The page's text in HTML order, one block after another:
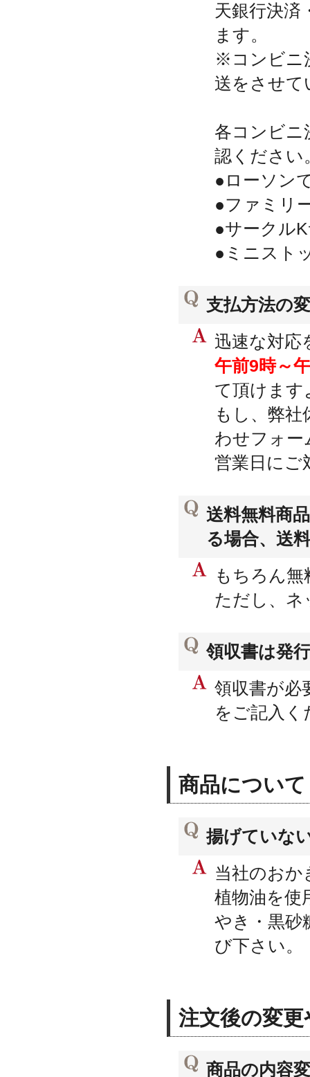
天銀行決済
ます。
※コンビニ
送をさせて
各コンビニ
認ください
●ローソン
●ファミリ
●サークル
● ミニスト
支払方法の
迅速な対応
午前9時～
て頂けます
もし、弊
わせフォー
営業日にご
送料無料商
る場合、送
もちろん
ただし、ネ
領収書は発
領収書が必
をご記入く
商品について
揚げていな
当社のおか
植物油を使
やき・黒砂
び下さい。
注文後の変
商品の内容